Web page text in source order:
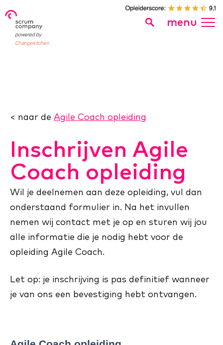
powered by
Changekitchen
menu
< naar de Agile Coach opleiding
Inschrijven Agile
Coach opleiding
Wil je deelnemen aan deze opleiding, vul dan
onderstaand formulier in. Na het invullen
nemen wij contact met je op en sturen wij jou
alle informatie die je nodig hebt voor de
opleiding Agile Coach.
Let op: je inschrijving is pas definitief wanneer
je van ons een bevestiging hebt ontvangen.